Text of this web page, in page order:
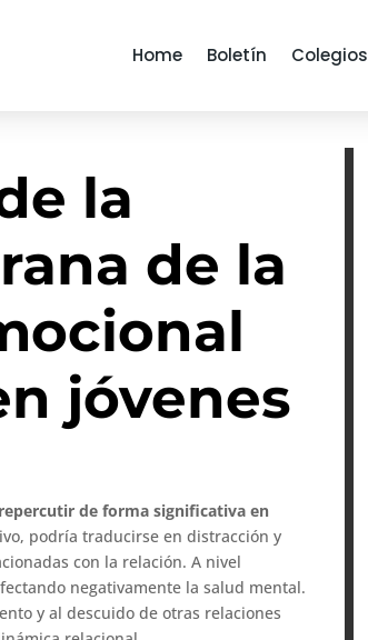
Home Boletín Colegios
la
de la
jóvenes
de forma significativa en
podría traducirse en distracción y
con la relación. A nivel
negativamente la salud mental.
y al descuido de otras relaciones